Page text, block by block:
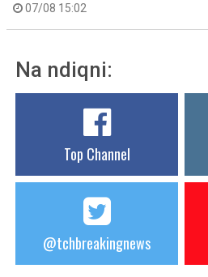
07/08 15:02
Na ndiqni:
Top Channel
@tchbreakingnews